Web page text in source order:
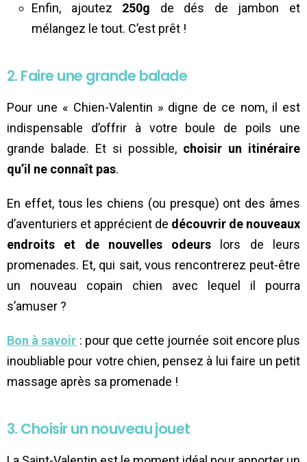
Enfin, ajoutez 250g de dés de jambon et
mélangez le tout. C’est prêt !
2. Faire une grande balade
Pour une « Chien-Valentin » digne de ce nom, il est
indispensable d’offrir à votre boule de poils une
grande balade. Et si possible, choisir un itinéraire
qu’il ne connaît pas.
En effet, tous les chiens (ou presque) ont des âmes
d’aventuriers et apprécient de découvrir de nouveaux
endroits et de nouvelles odeurs lors de leurs
promenades. Et, qui sait, vous rencontrerez peut-être
un nouveau copain chien avec lequel il pourra
s’amuser ?
Bon à savoir : pour que cette journée soit encore plus
inoubliable pour votre chien, pensez à lui faire un petit
massage après sa promenade !
3. Choisir un nouveau jouet